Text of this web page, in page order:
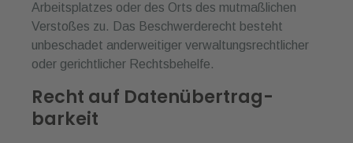
Arbeitsplatzes oder des Orts des mutmaßlichen
Verstoßes zu. Das Beschwerderecht besteht
unbeschadet anderweitiger verwaltungsrechtlicher
oder gerichtlicher Rechtsbehelfe.
Recht auf Daten­übertrag­
barkeit